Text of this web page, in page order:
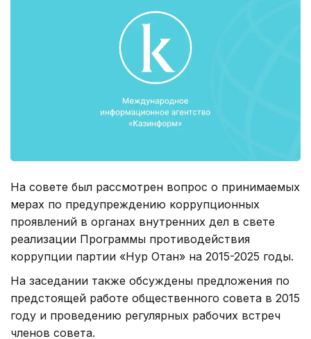
На совете был рассмотрен вопрос о принимаемых
мерах по предупреждению коррупционных
проявлений в органах внутренних дел в свете
реализации Программы противодействия
коррупции партии «Нур Отан» на 2015-2025 годы.
На заседании также обсуждены предложения по
предстоящей работе общественного совета в 2015
году и проведению регулярных рабочих встреч
членов совета.